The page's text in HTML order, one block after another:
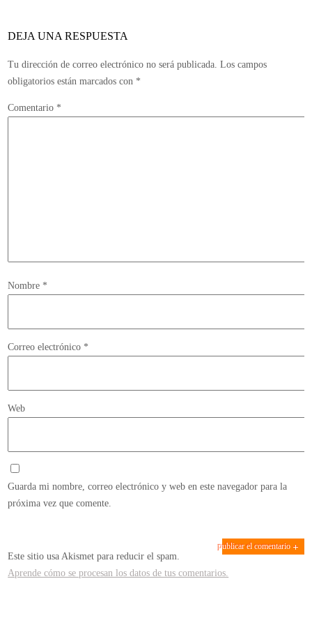
DEJA UNA RESPUESTA
Tu dirección de correo electrónico no será publicada. Los campos
obligatorios están marcados con *
Comentario *
Nombre *
Correo electrónico *
Web
Guarda mi nombre, correo electrónico y web en este navegador para la
próxima vez que comente.
Este sitio usa Akismet para reducir el spam.
Aprende cómo se procesan los datos de tus comentarios.